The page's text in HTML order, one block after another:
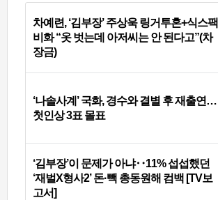
차예련, ‘김부장’ 주상욱 링거투혼+식스팩
비화 “옷 벗는데 아저씨는 안 된다고”(차
장금)
‘나솔사계’ 국화, 경수와 결별 후 재출연…
첫인상 3표 몰표
‘김부장’이 문제가 아냐‥11% 섭섭했던
‘재벌X형사2’ 돈·빽 총동원해 컴백 [TV보
고서]